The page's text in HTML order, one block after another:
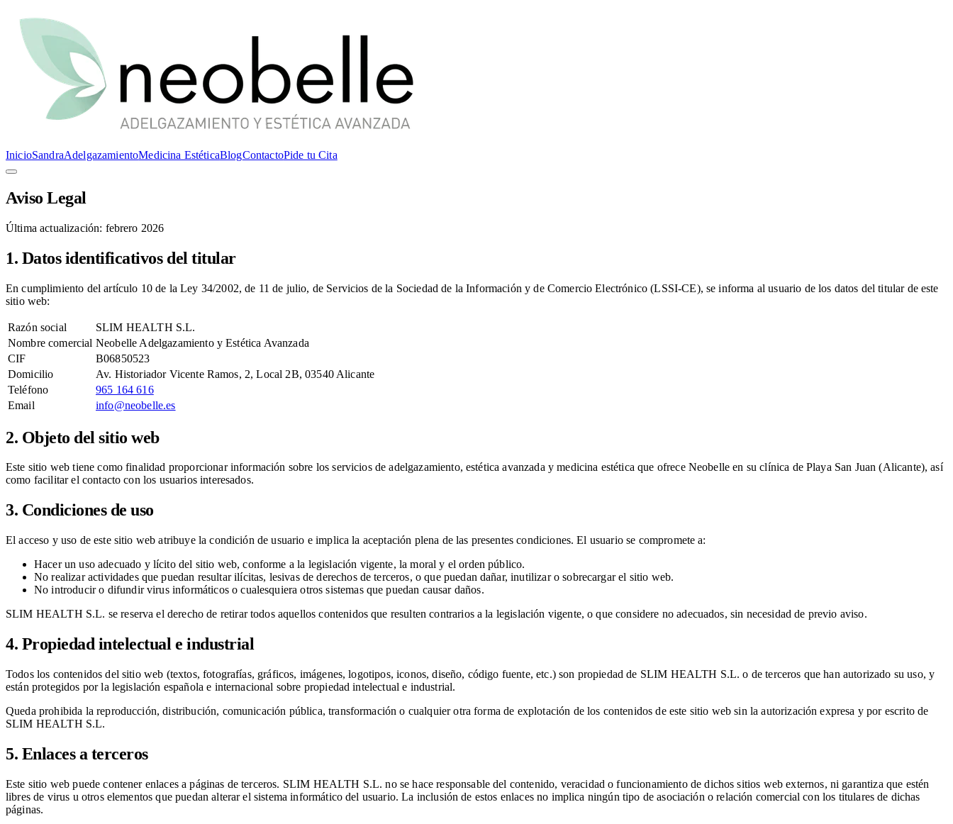
InicioSandraAdelgazamientoMedicina EstéticaBlogContactoPide tu Cita
Aviso Legal
Última actualización: febrero 2026
1. Datos identificativos del titular
En cumplimiento del artículo 10 de la Ley 34/2002, de 11 de julio, de Servicios de la Sociedad de la Información y de Comercio Electrónico (LSSI-CE), se informa al usuario de los datos del titular de este
sitio web:
Razón social
SLIM HEALTH S.L.
Nombre comercial Neobelle Adelgazamiento y Estética Avanzada
CIF
B06850523
Domicilio
Av. Historiador Vicente Ramos, 2, Local 2B, 03540 Alicante
Teléfono
965 164 616
Email
info@neobelle.es
2. Objeto del sitio web
Este sitio web tiene como finalidad proporcionar información sobre los servicios de adelgazamiento, estética avanzada y medicina estética que ofrece Neobelle en su clínica de Playa San Juan (Alicante), así
como facilitar el contacto con los usuarios interesados.
3. Condiciones de uso
El acceso y uso de este sitio web atribuye la condición de usuario e implica la aceptación plena de las presentes condiciones. El usuario se compromete a:
Hacer un uso adecuado y lícito del sitio web, conforme a la legislación vigente, la moral y el orden público.
No realizar actividades que puedan resultar ilícitas, lesivas de derechos de terceros, o que puedan dañar, inutilizar o sobrecargar el sitio web.
No introducir o difundir virus informáticos o cualesquiera otros sistemas que puedan causar daños.
SLIM HEALTH S.L. se reserva el derecho de retirar todos aquellos contenidos que resulten contrarios a la legislación vigente, o que considere no adecuados, sin necesidad de previo aviso.
4. Propiedad intelectual e industrial
Todos los contenidos del sitio web (textos, fotografías, gráficos, imágenes, logotipos, iconos, diseño, código fuente, etc.) son propiedad de SLIM HEALTH S.L. o de terceros que han autorizado su uso, y
están protegidos por la legislación española e internacional sobre propiedad intelectual e industrial.
Queda prohibida la reproducción, distribución, comunicación pública, transformación o cualquier otra forma de explotación de los contenidos de este sitio web sin la autorización expresa y por escrito de
SLIM HEALTH S.L.
5. Enlaces a terceros
Este sitio web puede contener enlaces a páginas de terceros. SLIM HEALTH S.L. no se hace responsable del contenido, veracidad o funcionamiento de dichos sitios web externos, ni garantiza que estén
libres de virus u otros elementos que puedan alterar el sistema informático del usuario. La inclusión de estos enlaces no implica ningún tipo de asociación o relación comercial con los titulares de dichas
páginas.